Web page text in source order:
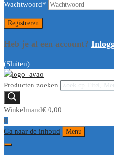
Wachtwoord*
Heb je al een account?
(Sluiten)
Producten zoeken
Winkelmand€ 0,00
0
Ga naar de inhoud
Menu